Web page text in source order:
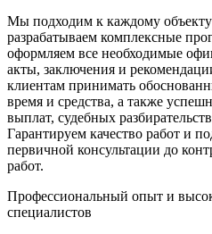
Мы подходим к каждому
разрабатываем комплексные
оформляем все необходимые
акты, заключения и
клиентам принимать
время и средства, а также
выплат, судебных
Гарантируем качество работ и
первичной консультации до
работ.
Профессиональный опыт и
специалистов